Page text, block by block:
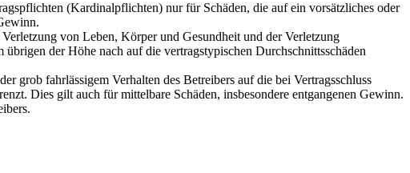
(Kardinalpflichten) nur für Schäden, die auf ein vorsätzliches oder
von Leben, Körper und Gesundheit und der Verletzung
der Höhe nach auf die vertragstypischen Durchschnittsschäden
grob fahrlässigem Verhalten des Betreibers auf die bei Vertragsschluss
Dies gilt auch für mittelbare Schäden, insbesondere entgangenen Gewinn.